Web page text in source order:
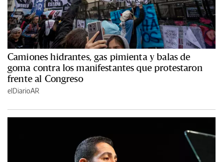
Camiones hidrantes, gas pimienta y balas de
goma contra los manifestantes que protestaron
frente al Congreso
elDiarioAR